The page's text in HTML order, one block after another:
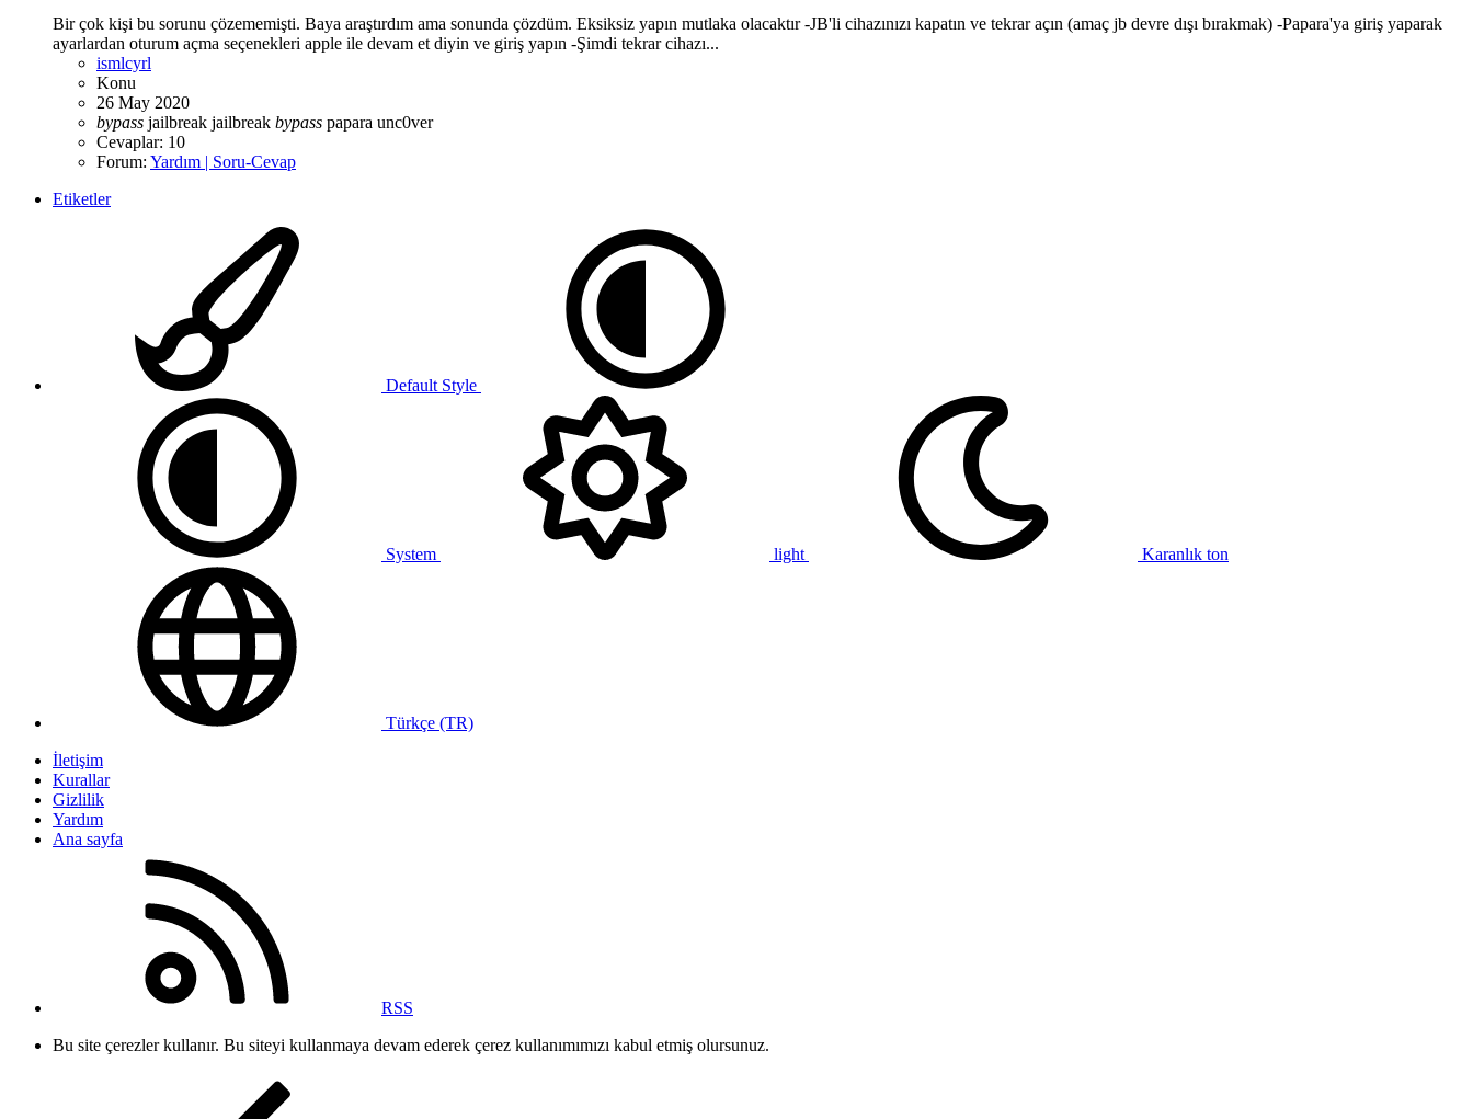
Bir çok kişi bu sorunu çözememişti. Baya araştırdım ama sonunda çözdüm. Eksiksiz yapın mutlaka olacaktır -JB'li cihazınızı kapatın ve tekrar açın (amaç jb devre dışı bırakmak) -Papara'ya giriş yaparak
ayarlardan oturum açma seçenekleri apple ile devam et diyin ve giriş yapın -Şimdi tekrar cihazı...
ismlcyrl
Konu
26 May 2020
bypass jailbreak jailbreak bypass papara unc0ver
Cevaplar: 10
Forum: Yardım | Soru-Cevap
Etiketler
Default Style
System light Karanlık ton
Türkçe (TR)
İletişim
Kurallar
Gizlilik
Yardım
Ana sayfa
RSS
Bu site çerezler kullanır. Bu siteyi kullanmaya devam ederek çerez kullanımımızı kabul etmiş olursunuz.